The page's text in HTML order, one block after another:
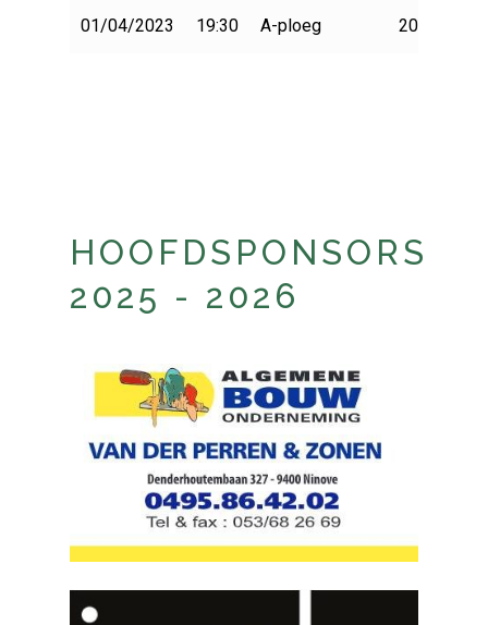
01/04/2023 19:30 A-ploeg 2022-2023
HOOFDSPONSORS
2025 - 2026